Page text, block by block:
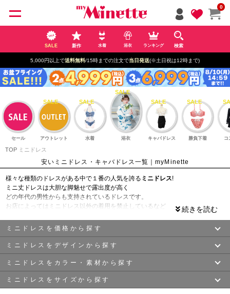
0
SALE 新作 水着 浴衣 ランキング 検索
5,000円以上で送料無料/15時までの注文で当日発送(※土日祝は12時まで)
セール アウトレット 水着 浴衣 キャバドレス 勝負下着 コ
TOP ミニドレス
安いミニドレス・キャバドレス一覧｜myMinette
様々な種類のドレスがある中で１番の人気を誇る ミニドレス!
ミニ丈ドレスは大胆な脚魅せで露出度が高く
どの年代の男性からも支持されているドレスです。
お店によってはミニドレス以外の着用を禁止しているなど
キャバ嬢さんにとっては必需品となるドレス!
タイトドレス
でセクシーに、 フレアドレス
色々な雰囲気を作ることが出来ます。
どんなドレスが似合うか分からないという方や
いつもとは違うドレスに挑戦したいという方でも
“手の届くPRICEで可愛い”がモットーのmyMinetteだから
気兼ねなく挑戦出来ちゃいます!
口コミで高評価をいただいている可愛すぎるキャバドレスばかりだから
ミニドレスを価格から探す
〜￥6,000
ミニドレスをデザインから探す
ALL ミニドレス一覧 タイトミニ
ミニドレスをカラー・素材から探す
ミニドレスをサイズから探す
ペー
ジト
ップ